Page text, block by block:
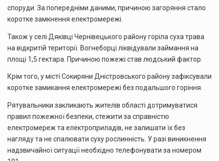
споруди. За попередніми даними, причиною загоряння стало
коротке замкнення електромережі.
Також у селі Дяківці Чернівецького району горіла суха трава
на відкритій території. Вогнеборці ліквідували займання на
площі 1,5 гектара. Причиною пожежі став людський фактор.
Крім того, у місті Сокиряни Дністровського району зафіксували
коротке замикання електромережі без подальшого горіння.
Рятувальники закликають жителів області дотримуватися
правил пожежної безпеки, стежити за справністю
електромереж та електроприладів, не залишати їх без
нагляду та не спалювати суху рослинність. У разі виникнення
надзвичайної ситуації необхідно телефонувати за номером